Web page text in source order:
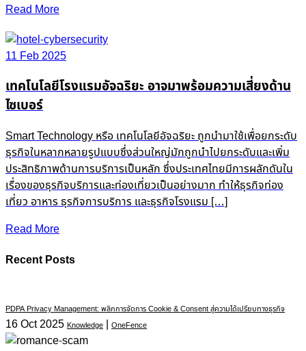
Read More
11 Feb 2025
เทคโนโลยีโรงแรมอัจฉริยะ อาจมาพร้อมความเสี่ยงด้าน
ไซเบอร์
Smart Technology หรือ เทคโนโลยีอัจฉริยะ ถูกนำมาใช้เพื่อยกระดับ
ธุรกิจในหลากหลายรูปแบบซึ่งส่วนใหญ่มักถูกนำไปยกระดับและเพิ่ม
ประสิทธิภาพด้านการบริการเป็นหลัก ซึ่งประเทศไทยมีการผลักดันใน
เรื่องของธุรกิจบริการและท่องเที่ยวเป็นอย่างมาก ทำให้ธุรกิจท่อง
เที่ยว อาหาร ธุรกิจการบริการ และธุรกิจโรงแรม […]
Read More
Recent Posts
PDPA Privacy Management: พลิกการจัดการ Cookie & Consent สู่ความได้เปรียบทางธุรกิจ
16 Oct 2025 Knowledge | OneFence